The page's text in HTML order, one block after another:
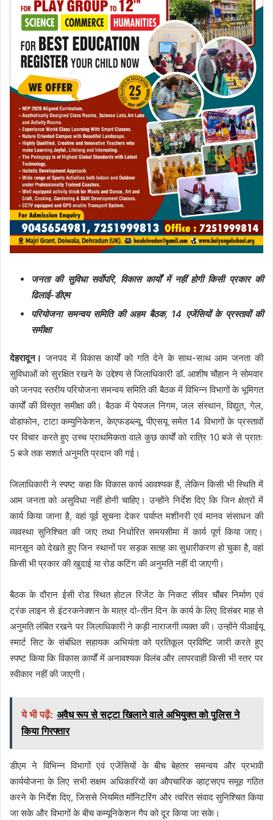
जनता की सुविधा सर्वाेपरि, विकास कार्यों में नहीं होगी किसी प्रकार की
ढिलाई-डीएम
परियोजना समन्वय समिति की अहम बैठक, 14 एजेंसियों के प्रस्तावों की
समीक्षा
देहरादून। जनपद में विकास कार्यों को गति देने के साथ-साथ आम जनता की
सुविधाओं को सुरक्षित रखने के उद्देश्य से जिलाधिकारी डॉ. आशीष चौहान ने सोमवार
को जनपद स्तरीय परियोजना समन्वय समिति की बैठक में विभिन्न विभागों के भूमिगत
कार्यों की विस्तृत समीक्षा की। बैठक में पेयजल निगम, जल संस्थान, विद्युत, गेल,
वोडाफोन, टाटा कम्युनिकेशन, केएफडब्ल्यू, पीएसयू समेत 14 विभागों के प्रस्तावों
पर विचार करते हुए उच्च प्राथमिकता वाले कुछ कार्यों को रात्रि 10 बजे से प्रातः
5 बजे तक सशर्त अनुमति प्रदान की गई।
जिलाधिकारी ने स्पष्ट कहा कि विकास कार्य आवश्यक हैं, लेकिन किसी भी स्थिति में
आम जनता को असुविधा नहीं होनी चाहिए। उन्होंने निर्देश दिए कि जिन क्षेत्रों में
कार्य किया जाना है, वहां पूर्व सूचना देकर पर्याप्त मशीनरी एवं मानव संसाधन की
व्यवस्था सुनिश्चित की जाए तथा निर्धारित समयसीमा में कार्य पूर्ण किया जाए।
मानसून को देखते हुए जिन स्थानों पर सड़क सतह का सुधारीकरण हो चुका है, वहां
किसी भी प्रकार की खुदाई या रोड कटिंग की अनुमति नहीं दी जाएगी।
बैठक के दौरान ईसी रोड स्थित होटल रिजेंट के निकट सीवर चौंबर निर्माण एवं
ट्रंक लाइन से इंटरकनेक्शन के मात्र दो-तीन दिन के कार्य के लिए दिसंबर माह से
अनुमति लंबित रखने पर जिलाधिकारी ने कड़ी नाराजगी व्यक्त की। उन्होंने पीआईयू
स्मार्ट सिट के संबंधित सहायक अभियंता को प्रतिकूल प्रविष्टि जारी करते हुए
स्पष्ट किया कि विकास कार्यों में अनावश्यक विलंब और लापरवाही किसी भी स्तर पर
स्वीकार नहीं की जाएगी।
ये भी पढ़ें: अवैध रूप से सट्टा खिलाने वाले अभियुक्त को पुलिस ने
किया गिरफ्तार
डीएम ने विभिन्न विभागों एवं एजेंसियों के बीच बेहतर समन्वय और प्रभावी
कार्ययोजना के लिए सभी सक्षम अधिकारियों का औपचारिक व्हाट्सएप समूह गठित
करने के निर्देश दिए, जिससे नियमित मॉनिटरिंग और त्वरित संवाद सुनिश्चित किया
जा सके और विभागों के बीच कम्यूनिकेशन गैप को दूर किया जा सके।